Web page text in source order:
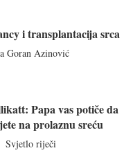
i transplantacija srca
Goran Azinović
Papa vas potiče da
na prolaznu sreću
Svjetlo riječi